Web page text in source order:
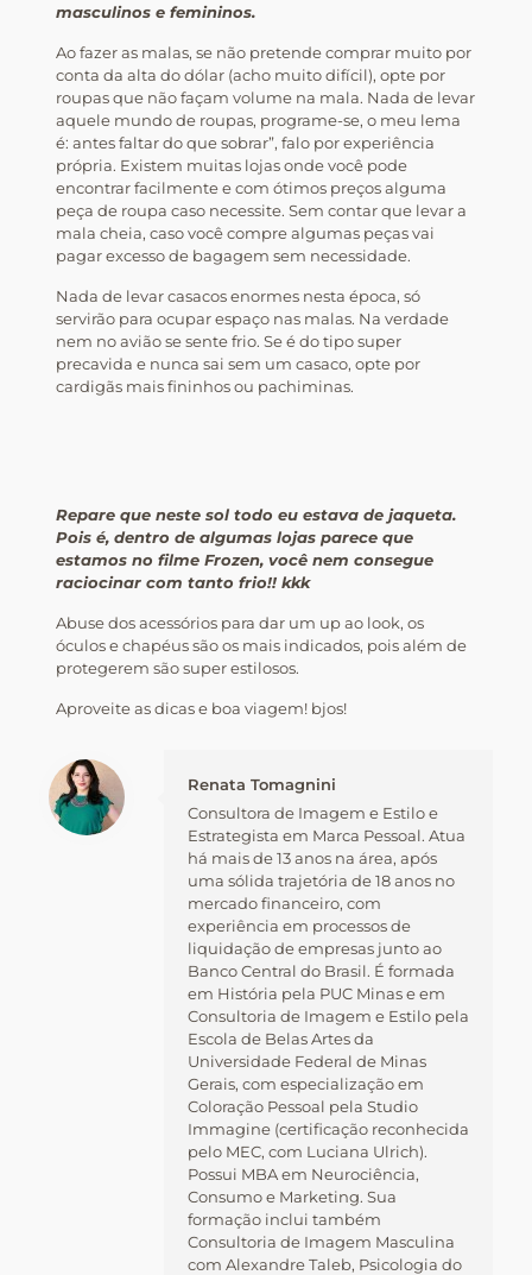
masculinos e femininos.
Ao fazer as malas, se não pretende comprar muito por
conta da alta do dólar (acho muito difícil), opte por
roupas que não façam volume na mala. Nada de levar
aquele mundo de roupas, programe-se, o meu lema
é: antes faltar do que sobrar”, falo por experiência
própria. Existem muitas lojas onde você pode
encontrar facilmente e com ótimos preços alguma
peça de roupa caso necessite. Sem contar que levar a
mala cheia, caso você compre algumas peças vai
pagar excesso de bagagem sem necessidade.
Nada de levar casacos enormes nesta época, só
servirão para ocupar espaço nas malas. Na verdade
nem no avião se sente frio. Se é do tipo super
precavida e nunca sai sem um casaco, opte por
cardigãs mais fininhos ou pachiminas.
Repare que neste sol todo eu estava de jaqueta.
Pois é, dentro de algumas lojas parece que
estamos no filme Frozen, você nem consegue
raciocinar com tanto frio!! kkk
Abuse dos acessórios para dar um up ao look, os
óculos e chapéus são os mais indicados, pois além de
protegerem são super estilosos.
Aproveite as dicas e boa viagem! bjos!
Renata Tomagnini
Consultora de Imagem e Estilo e
Estrategista em Marca Pessoal. Atua
há mais de 13 anos na área, após
uma sólida trajetória de 18 anos no
mercado financeiro, com
experiência em processos de
liquidação de empresas junto ao
Banco Central do Brasil. É formada
em História pela PUC Minas e em
Consultoria de Imagem e Estilo pela
Escola de Belas Artes da
Universidade Federal de Minas
Gerais, com especialização em
Coloração Pessoal pela Studio
Immagine (certificação reconhecida
pelo MEC, com Luciana Ulrich).
Possui MBA em Neurociência,
Consumo e Marketing. Sua
formação inclui também
Consultoria de Imagem Masculina
com Alexandre Taleb, Psicologia do